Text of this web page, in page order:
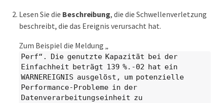
Lesen Sie die Beschreibung, die die Schwellenverletzung
beschreibt, die das Ereignis verursacht hat.
Zum Beispiel die Meldung „
Perf“. Die genutzte Kapazität bei der
Einfachheit beträgt 139 %.-02 hat ein
WARNEREIGNIS ausgelöst, um potenzielle
Performance-Probleme in der
Datenverarbeitungseinheit zu